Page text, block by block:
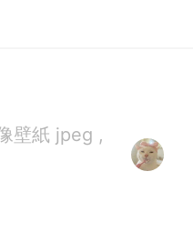
壁紙 jpeg ,